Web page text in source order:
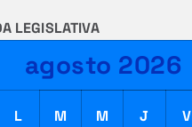
LEGISLATIVA
agosto 2026
L M M J V